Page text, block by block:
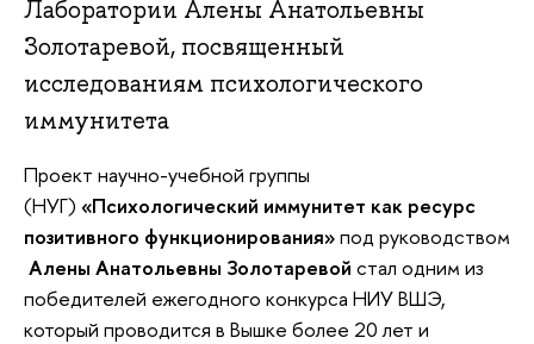
Лаборатории Алены Анатольевны
Золотаревой, посвященный
исследованиям психологического
иммунитета
Проект научно-учебной группы
(НУГ) «Психологический иммунитет как ресурс
позитивного функционирования»под руководством
Алены Анатольевны Золотаревой стал одним из
победителей ежегодного конкурса НИУ ВШЭ,
который проводится в Вышке более 20 лет и